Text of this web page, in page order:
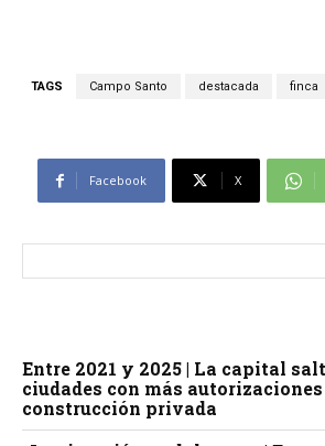
TAGS Campo Santo destacada finca
Facebook X
Entre 2021 y 2025 | La capital
ciudades con más
construcción privada